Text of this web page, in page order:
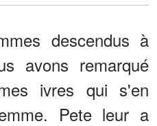
descendus à
avons remarqué
ivres qui s'en
Pete leur a